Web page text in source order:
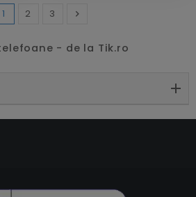
1 2 3 Inainte

- de la Tik.ro